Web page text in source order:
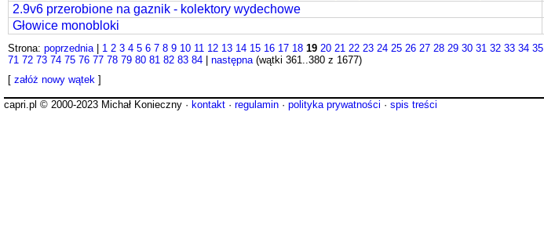
2.9v6 przerobione na gaznik - kolektory wydechowe
Głowice monobloki
Strona: poprzednia| 1 2 3 4 5 6 7 8 9 10 11 12 13 14 15 16 17 18 19 20 21 22 23 24 25 26 27 28 29 30 31 32 33 34 35
71 72 73 74 75 76 77 78 79 80 81 82 83 84 następna(wątki 361..380 z 1677)
[ załóż nowy wątek ]
capri.pl © 2000-2023 Michał Konieczny · kontakt · regulamin · polityka prywatności · spis treści